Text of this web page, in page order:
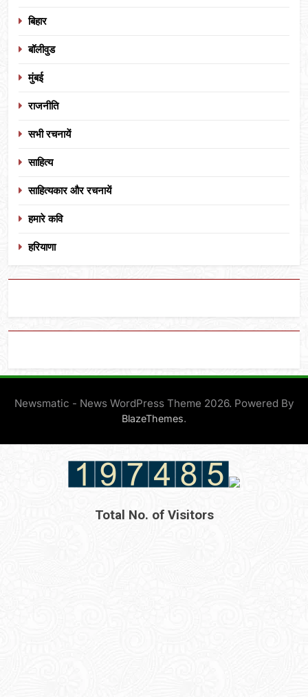
बिहार
बॉलीवुड
मुंबई
राजनीति
सभी रचनायें
साहित्य
साहित्यकार और रचनायें
हमारे कवि
हरियाणा
Newsmatic - News WordPress Theme 2026. Powered By
BlazeThemes.
Total No. of Visitors